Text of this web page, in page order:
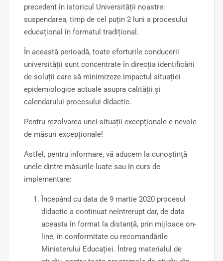
precedent în istoricul Universității noastre:
suspendarea, timp de cel puțin 2 luni a procesului
educațional în formatul tradițional.
În această perioadă, toate eforturile conducerii
universității sunt concentrate în direcția identificării
de soluții care să minimizeze impactul situației
epidemiologice actuale asupra calității și
calendarului procesului didactic.
Pentru rezolvarea unei situații excepționale e nevoie
de măsuri excepționale!
Astfel, pentru informare, vă aducem la cunoștință
unele dintre măsurile luate sau în curs de
implementare:
Începând cu data de 9 martie 2020 procesul
didactic a continuat neîntrerupt dar, de data
aceasta în format la distanță, prin mijloace on-
line, în conformitate cu recomandările
Ministerului Educației. Întreg materialul de